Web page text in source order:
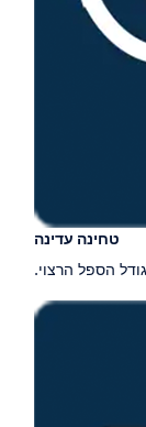
טחינה עדינה
הספל הרצוי.